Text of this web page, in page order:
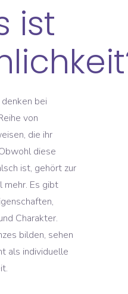
ist
bei
von
die ihr
diese
ist, gehört zur
mehr. Es gibt
Charakter.
bilden, sehen
als individuelle